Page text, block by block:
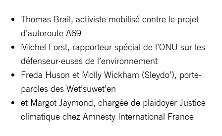
Thomas Brail, activiste mobilisé contre le projet
d’autoroute A69
Michel Forst, rapporteur spécial de l’ONU sur les
défenseur·euses de l’environnement
Freda Huson et Molly Wickham (Sleydo’), porte-
paroles des Wet’suwet’en
et Margot Jaymond, chargée de plaidoyer Justice
climatique chez Amnesty International France